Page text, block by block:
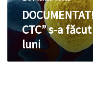
milionară
în
nouăCTC” s-a
luni